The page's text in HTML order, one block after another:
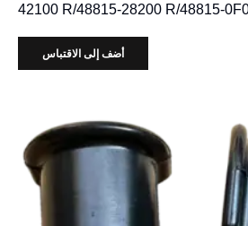
42100 R/48815-28200 R/48815-
أضف إلى الاقتباس